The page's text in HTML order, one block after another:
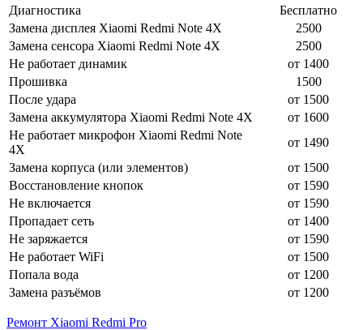
Диагностика
Бесплатно
Замена дисплея Xiaomi Redmi Note 4X
2500
Замена сенсора Xiaomi Redmi Note 4X
2500
Не работает динамик
от 1400
Прошивка
1500
После удара
от 1500
Замена аккумулятора Xiaomi Redmi Note 4X
от 1600
Не работает микрофон Xiaomi Redmi Note
4X
от 1490
Замена корпуса (или элементов)
от 1500
Восстановление кнопок
от 1590
Не включается
от 1590
Пропадает сеть
от 1400
Не заряжается
от 1590
Не работает WiFi
от 1500
Попала вода
от 1200
Замена разъёмов
от 1200
Ремонт Xiaomi Redmi Pro